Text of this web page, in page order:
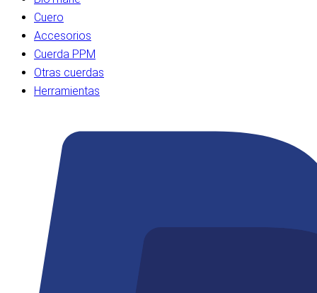
Cuero
Accesorios
Cuerda PPM
Otras cuerdas
Herramientas